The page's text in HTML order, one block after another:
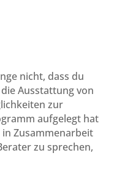
nicht, dass du
Ausstattung von
zur
aufgelegt hat
Zusammenarbeit
zu sprechen,